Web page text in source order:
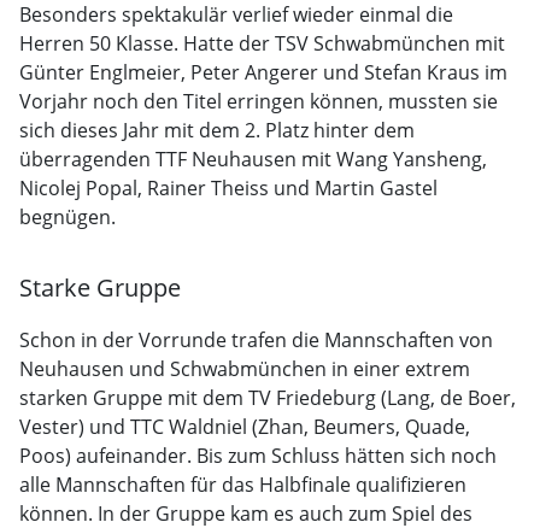
Besonders spektakulär verlief wieder einmal die
Herren 50 Klasse. Hatte der TSV Schwabmünchen mit
Günter Englmeier, Peter Angerer und Stefan Kraus im
Vorjahr noch den Titel erringen können, mussten sie
sich dieses Jahr mit dem 2. Platz hinter dem
überragenden TTF Neuhausen mit Wang Yansheng,
Nicolej Popal, Rainer Theiss und Martin Gastel
begnügen.
Starke Gruppe
Schon in der Vorrunde trafen die Mannschaften von
Neuhausen und Schwabmünchen in einer extrem
starken Gruppe mit dem TV Friedeburg (Lang, de Boer,
Vester) und TTC Waldniel (Zhan, Beumers, Quade,
Poos) aufeinander. Bis zum Schluss hätten sich noch
alle Mannschaften für das Halbfinale qualifizieren
können. In der Gruppe kam es auch zum Spiel des